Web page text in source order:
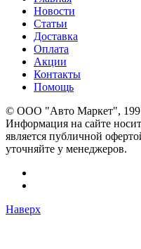
Новости
Статьи
Доставка
Оплата
Акции
Контакты
Помощь
© OOO "Авто Маркет",
Информация на сайте
является публичной
уточняйте у менеджеров.
Наверх